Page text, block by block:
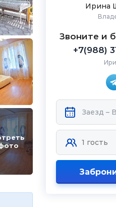
Ирина
Звоните и
+7(988)